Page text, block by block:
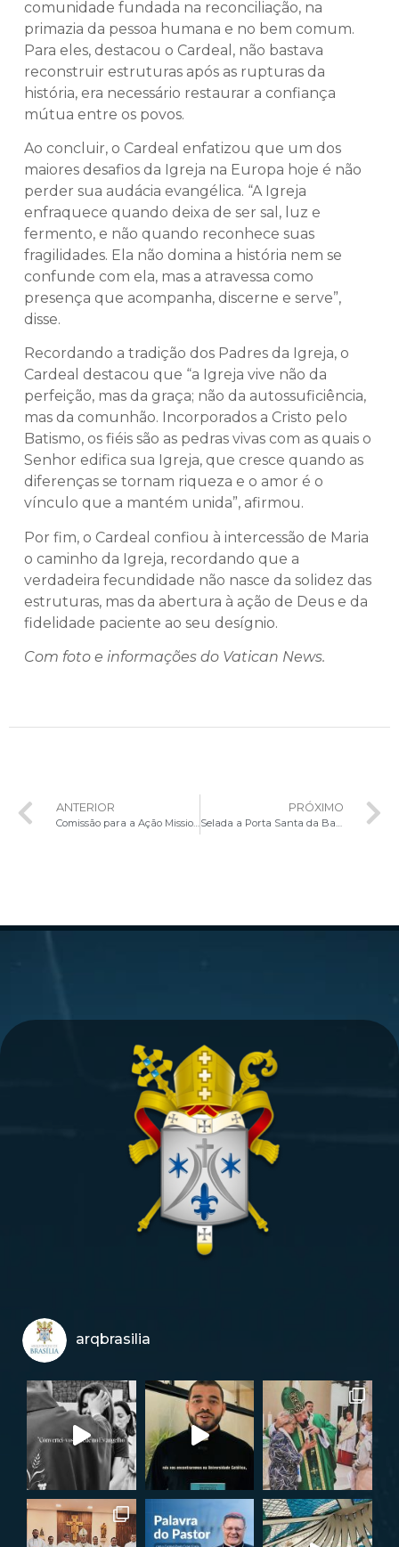
comunidade fundada na reconciliação, na
primazia da pessoa humana e no bem comum.
Para eles, destacou o Cardeal, não bastava
reconstruir estruturas após as rupturas da
história, era necessário restaurar a confiança
mútua entre os povos.
Ao concluir, o Cardeal enfatizou que um dos
maiores desafios da Igreja na Europa hoje é não
perder sua audácia evangélica. “A Igreja
enfraquece quando deixa de ser sal, luz e
fermento, e não quando reconhece suas
fragilidades. Ela não domina a história nem se
confunde com ela, mas a atravessa como
presença que acompanha, discerne e serve”,
disse.
Recordando a tradição dos Padres da Igreja, o
Cardeal destacou que “a Igreja vive não da
perfeição, mas da graça; não da autossuficiência,
mas da comunhão. Incorporados a Cristo pelo
Batismo, os fiéis são as pedras vivas com as quais o
Senhor edifica sua Igreja, que cresce quando as
diferenças se tornam riqueza e o amor é o
vínculo que a mantém unida”, afirmou.
Por fim, o Cardeal confiou à intercessão de Maria
o caminho da Igreja, recordando que a
verdadeira fecundidade não nasce da solidez das
estruturas, mas da abertura à ação de Deus e da
fidelidade paciente ao seu desígnio.
Com foto e informações do Vatican News.
ANTERIOR
Comissão para a Ação Missionária convida o Papa Leão XIV para o CAM 7
PRÓXIMO
Selada a Porta Santa da Basílica de São Paulo Fora dos Muros
arqbrasilia